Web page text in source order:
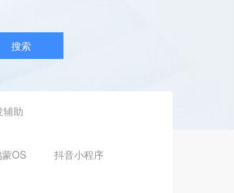
搜索
辅助
OS 抖音小程序